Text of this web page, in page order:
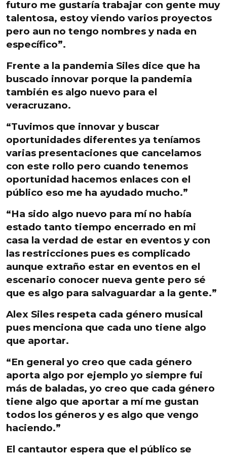
futuro me gustaría trabajar con gente muy
talentosa, estoy viendo varios proyectos
pero aun no tengo nombres y nada en
específico”.
Frente a la pandemia Siles dice que ha
buscado innovar porque la pandemia
también es algo nuevo para el
veracruzano.
“Tuvimos que innovar y buscar
oportunidades diferentes ya teníamos
varias presentaciones que cancelamos
con este rollo pero cuando tenemos
oportunidad hacemos enlaces con el
público eso me ha ayudado mucho.”
“Ha sido algo nuevo para mí no había
estado tanto tiempo encerrado en mi
casa la verdad de estar en eventos y con
las restricciones pues es complicado
aunque extraño estar en eventos en el
escenario conocer nueva gente pero sé
que es algo para salvaguardar a la gente.”
Alex Siles respeta cada género musical
pues menciona que cada uno tiene algo
que aportar.
“En general yo creo que cada género
aporta algo por ejemplo yo siempre fui
más de baladas, yo creo que cada género
tiene algo que aportar a mí me gustan
todos los géneros y es algo que vengo
haciendo.”
El cantautor espera que el público se